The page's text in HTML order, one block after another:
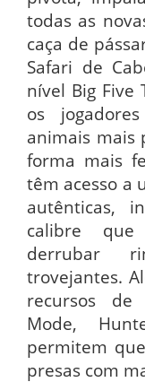
todas as
caça de
Safari de
nível Big Five
os
animais mais
forma mais
têm acesso a
autênticas,
calibre que
derrubar
trovejantes.
recursos de
Mode,
permitem
presas com